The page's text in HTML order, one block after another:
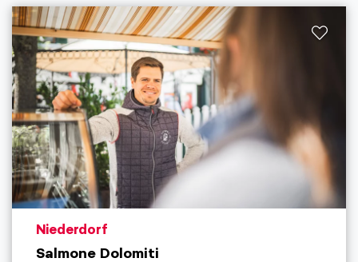
aria.poi_location_prefix
Niederdorf
Salmone Dolomiti